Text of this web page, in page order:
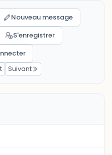
Nouveau message
S'enregistrer
Suivant